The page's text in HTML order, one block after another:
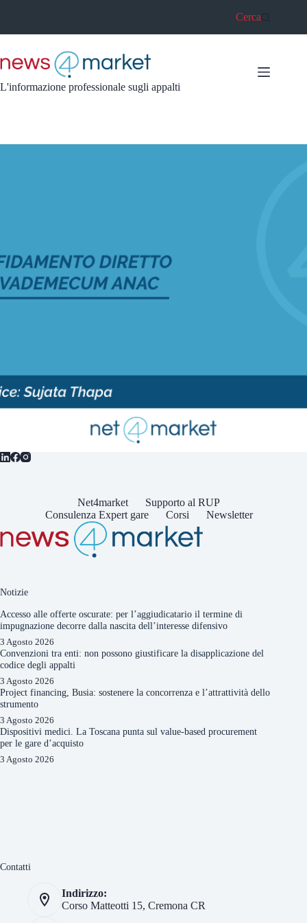
Cerca
L'informazione professionale sugli appalti
Net4market
Supporto al RUP
Consulenza Expert gare
Corsi Newsletter
Notizie
Accesso alle offerte oscurate: per l’aggiudicatario il termine di
impugnazione decorre dalla nascita dell’interesse difensivo
3 Agosto 2026
Convenzioni tra enti: non possono giustificare la disapplicazione del
codice degli appalti
3 Agosto 2026
Project financing, Busia: sostenere la concorrenza e l’attrattività dello
strumento
3 Agosto 2026
Dispositivi medici. La Toscana punta sul value-based procurement
per le gare d’acquisto
3 Agosto 2026
Contatti
Indirizzo:
Corso Matteotti 15, Cremona CR